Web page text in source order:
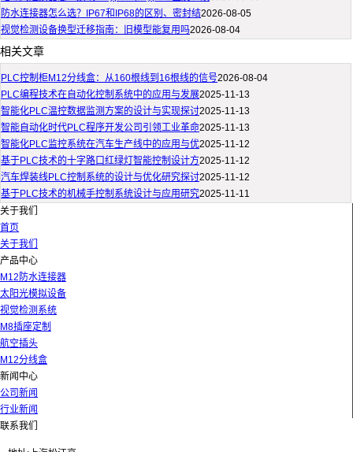
防水连接器怎么选？IP67和IP68的区别、密封结2026-08-05
视觉检测设备换型迁移指南：旧模型能复用吗2026-08-04
相关文章
PLC控制柜M12分线盒：从160根线到16根线的信号2026-08-04
PLC编程技术在自动化控制系统中的应用与发展2025-11-13
智能化PLC温控数据监测方案的设计与实现探讨2025-11-13
智能自动化时代PLC程序开发公司引领工业革命2025-11-13
智能化PLC监控系统在汽车生产线中的应用与优2025-11-12
基于PLC技术的十字路口红绿灯智能控制设计方2025-11-12
汽车焊装线PLC控制系统的设计与优化研究探讨2025-11-12
基于PLC技术的机械手控制系统设计与应用研究2025-11-11
关于我们
首页
关于我们
产品中心
M12防水连接器
太阳光模拟设备
视觉检测系统
M8插座定制
航空插头
M12分线盒
新闻中心
公司新闻
行业新闻
联系我们